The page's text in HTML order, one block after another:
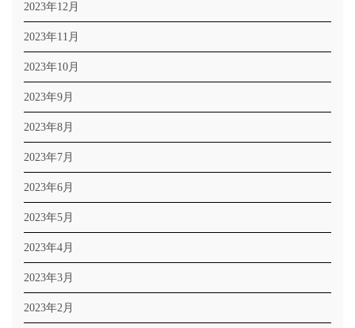
2023年12月
2023年11月
2023年10月
2023年9月
2023年8月
2023年7月
2023年6月
2023年5月
2023年4月
2023年3月
2023年2月